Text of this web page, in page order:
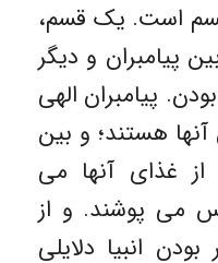
است. یک قسم،
پیامبران و دیگر
پیامبران الهی
هستند؛ و بین
غذای آنها می
می پوشند. و از
انبیا دلایلی